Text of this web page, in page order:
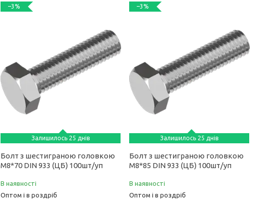
–3%
Залишилось 25 днів
Болт з шестиграною головкою
М8*70 DIN 933 (ЦБ) 100шт/уп
В наявності
Оптом і в роздріб
–3%
Залишилось 25 днів
Болт з шестиграною головкою
М8*85 DIN 933 (ЦБ) 100шт/уп
В наявності
Оптом і в роздріб